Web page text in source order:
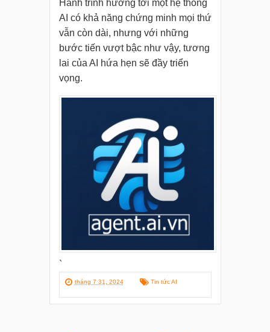
Hành trình hướng tới một hệ thống
AI có khả năng chứng minh mọi thứ
vẫn còn dài, nhưng với những
bước tiến vượt bậc như vậy, tương
lai của AI hứa hẹn sẽ đầy triển
vọng.
`
tháng 7 31, 2024 Tin tức AI